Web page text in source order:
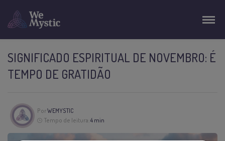
SIGNIFICADO ESPIRITUAL DE NOVEMBRO: É
TEMPO DE GRATIDÃO
PorWEMYSTIC
Tempo de leitura:4 min